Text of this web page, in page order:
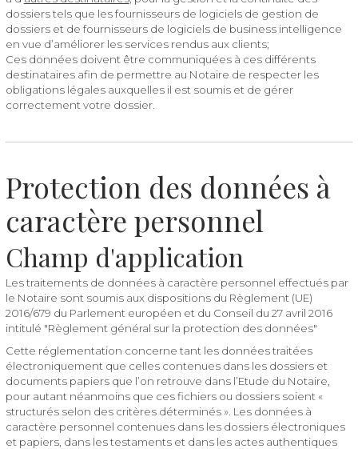
dossiers tels que les fournisseurs de logiciels de gestion de
dossiers et de fournisseurs de logiciels de business intelligence
en vue d’améliorer les services rendus aux clients;
Ces données doivent être communiquées à ces différents
destinataires afin de permettre au Notaire de respecter les
obligations légales auxquelles il est soumis et de gérer
correctement votre dossier.
Protection des données à
caractère personnel
Champ d'application
Les traitements de données à caractère personnel effectués par
le Notaire sont soumis aux dispositions du Règlement (UE)
2016/679 du Parlement européen et du Conseil du 27 avril 2016
intitulé "Règlement général sur la protection des données"
Cette réglementation concerne tant les données traitées
électroniquement que celles contenues dans les dossiers et
documents papiers que l’on retrouve dans l’Etude du Notaire,
pour autant néanmoins que ces fichiers ou dossiers soient «
structurés selon des critères déterminés ». Les données à
caractère personnel contenues dans les dossiers électroniques
et papiers, dans les testaments et dans les actes authentiques